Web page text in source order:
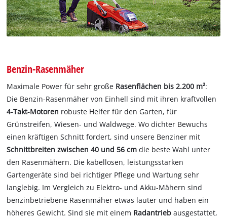
Benzin-Rasenmäher
Maximale Power für sehr große Rasenflächen bis 2.200 m²:
Die Benzin-Rasenmäher von Einhell sind mit ihren kraftvollen
4-Takt-Motoren robuste Helfer für den Garten, für
Grünstreifen, Wiesen- und Waldwege. Wo dichter Bewuchs
einen kräftigen Schnitt fordert, sind unsere Benziner mit
Schnittbreiten zwischen 40 und 56 cm die beste Wahl unter
den Rasenmähern. Die kabellosen, leistungsstarken
Gartengeräte sind bei richtiger Pflege und Wartung sehr
langlebig. Im Vergleich zu Elektro- und Akku-Mähern sind
benzinbetriebene Rasenmäher etwas lauter und haben ein
höheres Gewicht. Sind sie mit einem Radantriebausgestattet,